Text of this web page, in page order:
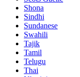
Shona
Sindhi
Sundanese
Swahili
Tajik
Tamil
Telugu
Thai